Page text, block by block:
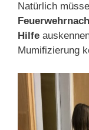
Natürlich
Hilfe
Mumifizierung